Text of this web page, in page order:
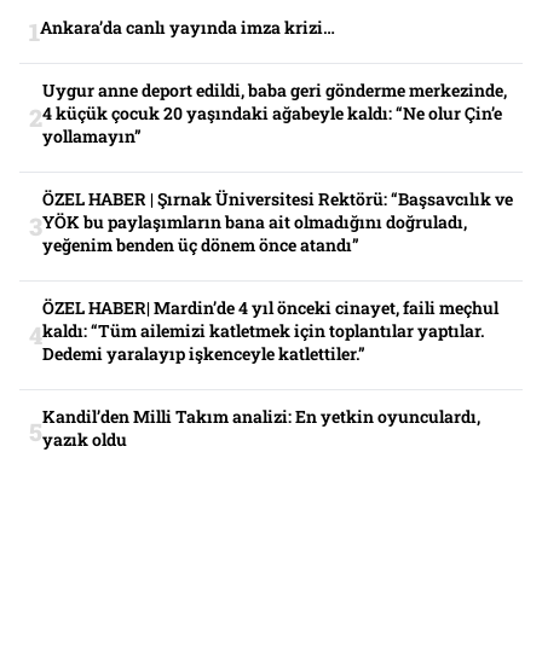
Ankara’da canlı yayında imza krizi…
Uygur anne deport edildi, baba geri gönderme merkezinde,
4 küçük çocuk 20 yaşındaki ağabeyle kaldı: “Ne olur Çin’e
yollamayın”
ÖZEL HABER | Şırnak Üniversitesi Rektörü: “Başsavcılık ve
YÖK bu paylaşımların bana ait olmadığını doğruladı,
yeğenim benden üç dönem önce atandı”
ÖZEL HABER| Mardin’de 4 yıl önceki cinayet, faili meçhul
kaldı: “Tüm ailemizi katletmek için toplantılar yaptılar.
Dedemi yaralayıp işkenceyle katlettiler.”
Kandil’den Milli Takım analizi: En yetkin oyunculardı,
yazık oldu